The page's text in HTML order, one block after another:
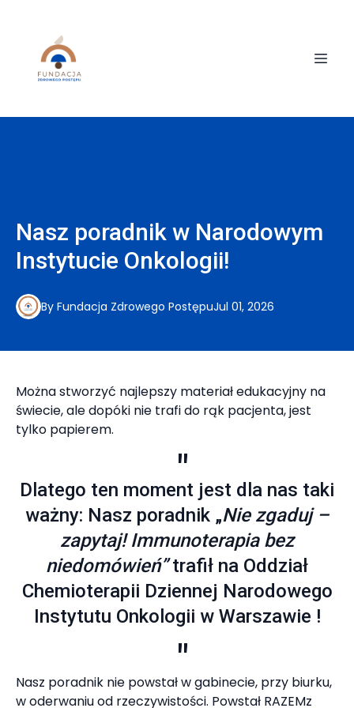
Nasz poradnik w Narodowym
Instytucie Onkologii!
Jul 01, 2026
By Fundacja Zdrowego Postępu
Można stworzyć najlepszy materiał edukacyjny na
świecie, ale dopóki nie trafi do rąk pacjenta, jest
tylko papierem.
Dlatego ten moment jest dla nas taki
ważny: Nasz poradnik „Nie zgaduj –
zapytaj! Immunoterapia bez
niedomówień”trafił na Oddział
Chemioterapii Dziennej Narodowego
Instytutu Onkologii w Warszawie !
Nasz poradnik nie powstał w gabinecie, przy biurku,
w oderwaniu od rzeczywistości. Powstał RAZEMz